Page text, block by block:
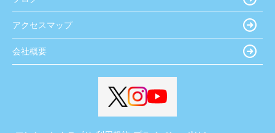
アクセスマップ
会社概要